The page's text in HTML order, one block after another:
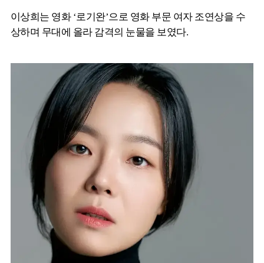
이상희는 영화 ‘로기완’으로 영화 부문 여자 조연상을 수
상하며 무대에 올라 감격의 눈물을 보였다.